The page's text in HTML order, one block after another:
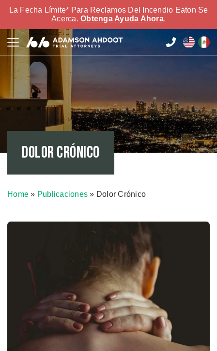
La Fecha Límite* Para Reclamos Del Incendio Eaton Se
Acerca. Obtenga Ayuda Ahora.
Dolor Crónico
Home » Publicaciones » Dolor Crónico